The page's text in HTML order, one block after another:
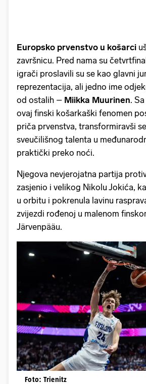
Europsko prvenstvo u košarci
završnicu. Pred nama su
igrači proslavili su se kao glavni
reprezentacija, ali jedno ime
od ostalih – Miikka Muurinen.
ovaj finski košarkaški fenomen
priča prvenstva, transformiravši
sveučilišnog talenta u
praktički preko noći.
Njegova nevjerojatna partija
zasjenio i velikog Nikolu Jokića,
u orbitu i pokrenula lavinu
zvijezdi rođenoj u malenom
Järvenpääu.
Foto: Trienitz